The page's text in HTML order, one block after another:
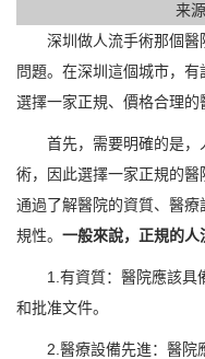
来
深圳做人流手術那個
問題。在深圳這個城市，
選擇一家正規、價格合理的
首先，需要明確的是
術，因此選擇一家正規的
通過了解醫院的資質、醫
規性。 一般來說，正規的人
1.有資質：醫院應該具
和批准文件。
2.醫療設備先進：醫院